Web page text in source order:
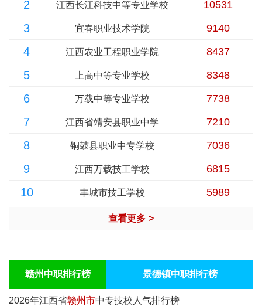
2 江西长江科技中等专业学校 10531
3 宜春职业技术学院 9140
4 江西农业工程职业学院 8437
5 上高中等专业学校 8348
6 万载中等专业学校 7738
7 江西省靖安县职业中学 7210
8 铜鼓县职业中专学校 7036
9 江西万载技工学校 6815
10 丰城市技工学校 5989
查看更多 >
赣州中职排行榜 景德镇中职排行榜
2026年江西省赣州市中专技校人气排行榜